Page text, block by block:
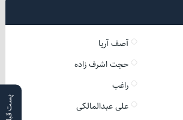
پست قبلی
آصف آریا
حجت اشرف زاده
راغب
علی عبدالمالکی